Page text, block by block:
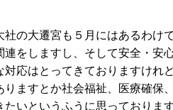
の大遷宮も５月にはあるわけ
をしますし、そして安全・安
応はとってきておりますけれ
ますとか社会福祉、医療確保
いというふうに思っております